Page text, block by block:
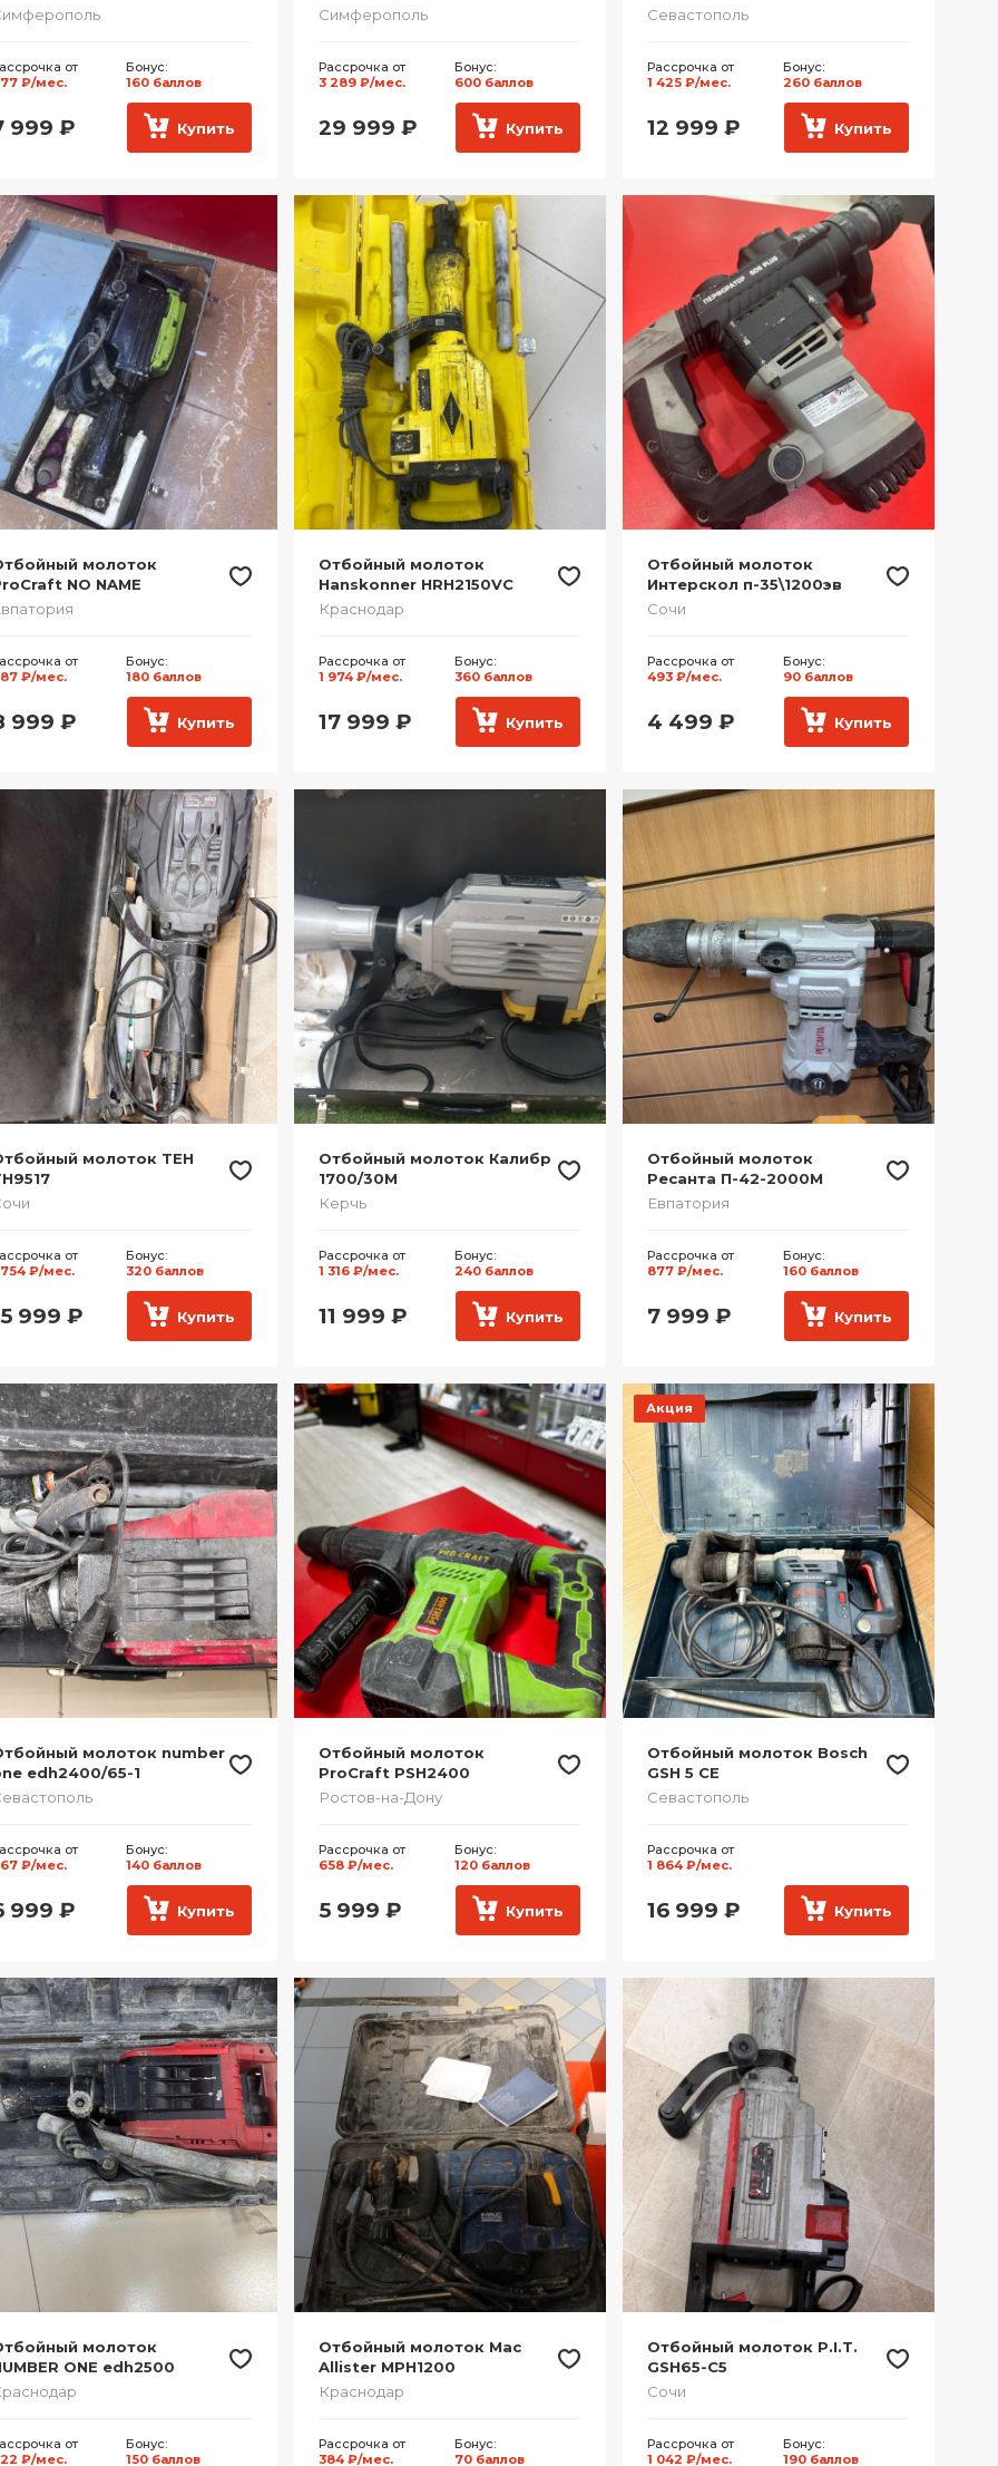
от
₽/мес.
Бонус:
160 баллов
999 ₽ Купить
Симферополь
Рассрочка от
3 289 ₽/мес.
Бонус:
600 баллов
29 999 ₽ Купить
Севастополь
Рассрочка от
1 425 ₽/мес.
Бонус:
260 баллов
12 999 ₽ Купить
молоток
NO NAME
от
₽/мес.
Бонус:
180 баллов
999 ₽ Купить
Отбойный молоток
Hanskonner HRH2150VC
Краснодар
Рассрочка от
1 974 ₽/мес.
Бонус:
360 баллов
17 999 ₽ Купить
Отбойный молоток
Интерскол п-35\1200эв
Сочи
Рассрочка от
493 ₽/мес.
Бонус:
90 баллов
4 499 ₽ Купить
молоток TEH
от
754 ₽/мес.
Бонус:
320 баллов
999 ₽ Купить
Отбойный молоток Калибр
1700/30М
Керчь
Рассрочка от
1 316 ₽/мес.
Бонус:
240 баллов
11 999 ₽ Купить
Отбойный молоток
Ресанта П-42-2000М
Евпатория
Рассрочка от
877 ₽/мес.
Бонус:
160 баллов
7 999 ₽ Купить
молоток number
edh2400/65-1
от
₽/мес.
Бонус:
140 баллов
999 ₽ Купить
Отбойный молоток
ProCraft PSH2400
Ростов-на-Дону
Рассрочка от
658 ₽/мес.
Бонус:
120 баллов
5 999 ₽ Купить
Акция
Отбойный молоток Bosch
GSH 5 CE
Севастополь
Рассрочка от
1 864 ₽/мес.
16 999 ₽ Купить
молоток
ONE edh2500
от
₽/мес.
Бонус:
150 баллов
Отбойный молоток Mac
Allister MPH1200
Краснодар
Рассрочка от
384 ₽/мес.
Бонус:
70 баллов
Отбойный молоток P.I.T.
GSH65-C5
Сочи
Рассрочка от
1 042 ₽/мес.
Бонус:
190 баллов